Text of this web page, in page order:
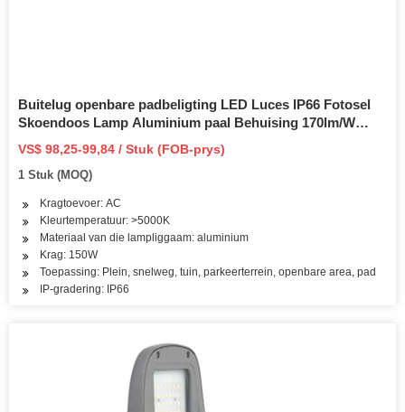
Buitelug openbare padbeligting LED Luces IP66 Fotosel
Skoendoos Lamp Aluminium paal Behuising 170lm/W
Geïntegreerde 50W 100W 150W 200W LED Straatlig
VS$ 98,25-99,84 / Stuk (FOB-prys)
1 Stuk (MOQ)
Kragtoevoer: AC
Kleurtemperatuur: >5000K
Materiaal van die lampliggaam: aluminium
Krag: 150W
Toepassing: Plein, snelweg, tuin, parkeerterrein, openbare area, pad
IP-gradering: IP66